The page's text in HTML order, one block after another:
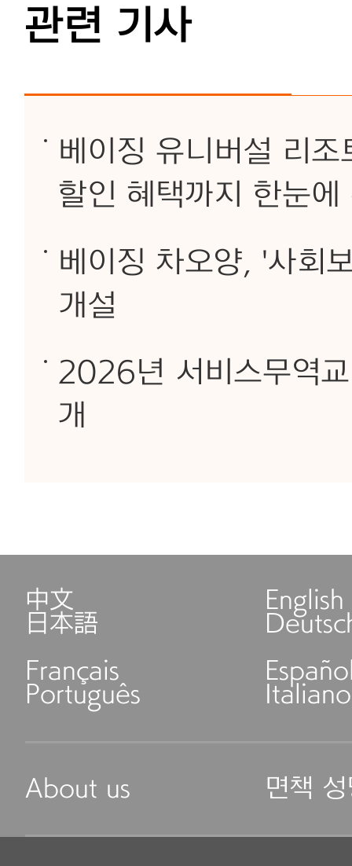
관련 기사
베이징 유니버설 리
할인 혜택까지 한눈에
베이징 차오양, '사회
개설
2026년 서비스무역
개
中文 English
日本語
Français
Português Italiano
About us 면책